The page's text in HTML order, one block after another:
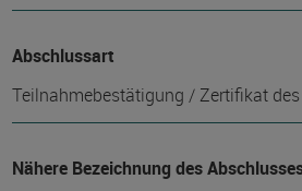
Abschlussart
Teilnahmebestätigung / Zertifikat
Nähere Bezeichnung des